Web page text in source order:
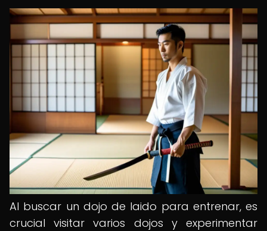
Al buscar un dojo de Iaido para entrenar, es
crucial visitar varios dojos y experimentar